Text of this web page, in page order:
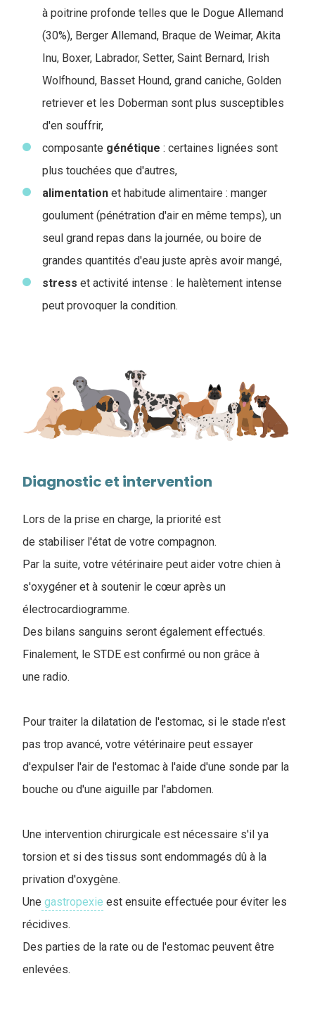
à poitrine profonde telles que le Dogue Allemand
(30%), Berger Allemand, Braque de Weimar, Akita
Inu, Boxer, Labrador, Setter, Saint Bernard, Irish
Wolfhound, Basset Hound, grand caniche, Golden
retriever et les Doberman sont plus susceptibles
d'en souffrir,
composante génétique : certaines lignées sont
plus touchées que d'autres,
alimentation et habitude alimentaire : manger
goulument (pénétration d'air en même temps), un
seul grand repas dans la journée, ou boire de
grandes quantités d'eau juste après avoir mangé,
stress et activité intense : le halètement intense
peut provoquer la condition.
Diagnostic et intervention
Lors de la prise en charge, la priorité est
de stabiliser l'état de votre compagnon.
Par la suite, votre vétérinaire peut aider votre chien à
s'oxygéner et à soutenir le cœur après un
électrocardiogramme.
Des bilans sanguins seront également effectués.
Finalement, le STDE est confirmé ou non grâce à
une radio.
Pour traiter la dilatation de l'estomac, si le stade n'est
pas trop avancé, votre vétérinaire peut essayer
d'expulser l'air de l'estomac à l'aide d'une sonde par la
bouche ou d'une aiguille par l'abdomen.
Une intervention chirurgicale est nécessaire s'il ya
torsion et si des tissus sont endommagés dû à la
privation d'oxygène.
Une gastropexie est ensuite effectuée pour éviter les
récidives.
Des parties de la rate ou de l'estomac peuvent être
enlevées.